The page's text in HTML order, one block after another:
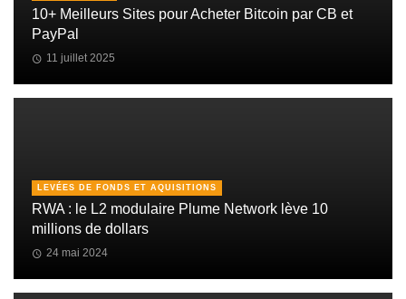
10+ Meilleurs Sites pour Acheter Bitcoin par CB et
PayPal
11 juillet 2025
LEVÉES DE FONDS ET AQUISITIONS
RWA : le L2 modulaire Plume Network lève 10
millions de dollars
24 mai 2024